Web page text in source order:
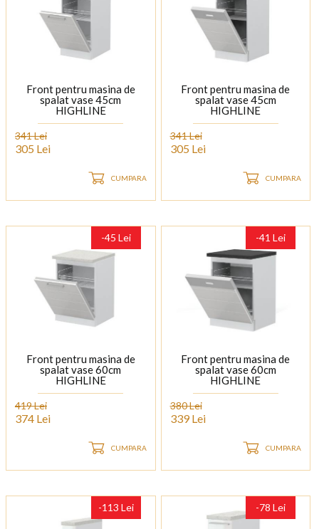
Front pentru masina de
spalat vase 45cm
HIGHLINE
341 Lei
305 Lei
CUMPARA
Front pentru masina de
spalat vase 45cm
HIGHLINE
341 Lei
305 Lei
CUMPARA
-45 Lei
Front pentru masina de
spalat vase 60cm
HIGHLINE
419 Lei
374 Lei
CUMPARA
-41 Lei
Front pentru masina de
spalat vase 60cm
HIGHLINE
380 Lei
339 Lei
CUMPARA
-113 Lei -78 Lei